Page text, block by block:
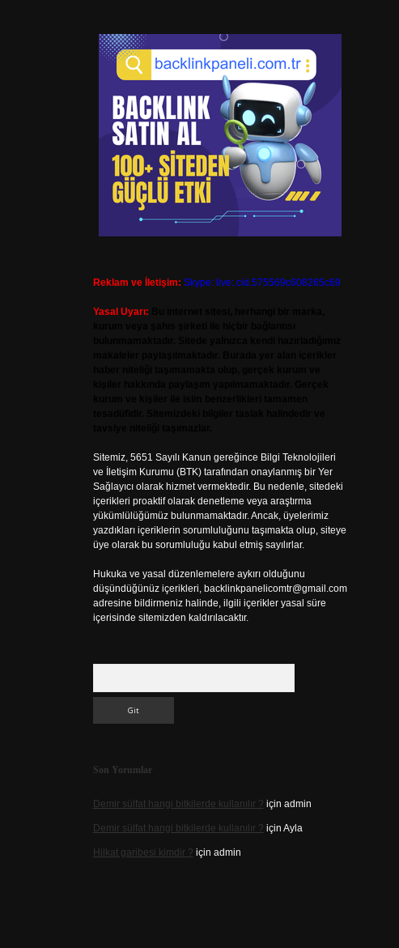
Reklam ve İletişim: Skype: live:.cid.575569c608265c69
Yasal Uyarı:
Sitemiz, 5651 Sayılı Kanun gereğince Bilgi Teknolojileri
ve İletişim Kurumu (BTK) tarafından onaylanmış bir Yer
Sağlayıcı olarak hizmet vermektedir. Bu nedenle, sitedeki
içerikleri proaktif olarak denetleme veya araştırma
yükümlülüğümüz bulunmamaktadır. Ancak, üyelerimiz
yazdıkları içeriklerin sorumluluğunu taşımakta olup, siteye
üye olarak bu sorumluluğu kabul etmiş sayılırlar.
Hukuka ve yasal düzenlemelere aykırı olduğunu
düşündüğünüz içerikleri, backlinkpanelicomtr@gmail.com
adresine bildirmeniz halinde, ilgili içerikler yasal süre
içerisinde sitemizden kaldırılacaktır.
Son Yorumlar
Demir sülfat hangi bitkilerde kullanılır ? için admin
Demir sülfat hangi bitkilerde kullanılır ? için Ayla
Hilkat garibesi kimdir ? için admin